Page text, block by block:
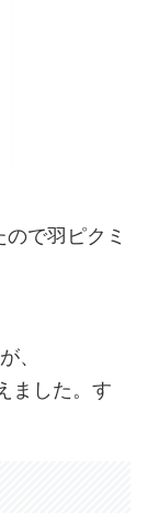
で羽ピクミ
、
ました。す